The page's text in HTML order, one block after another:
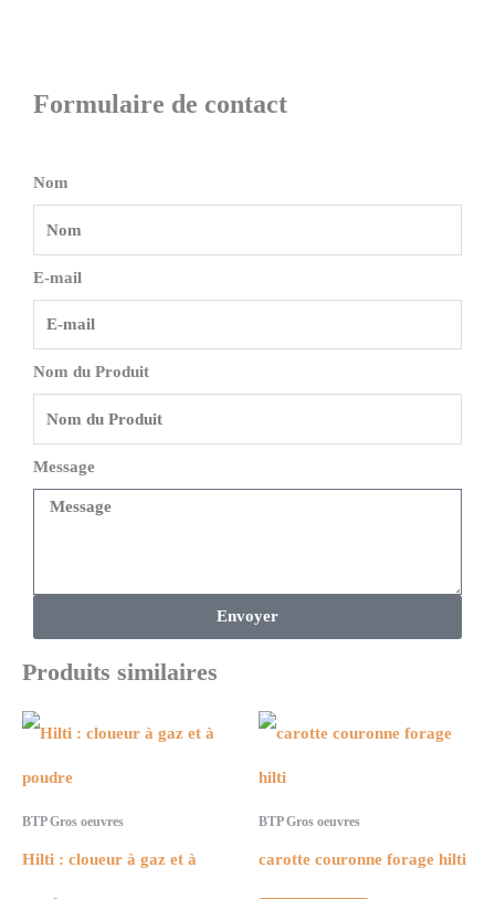
Formulaire de contact
Nom
E-mail
Nom du Produit
Message
Envoyer
Produits similaires
BTP Gros oeuvres
Hilti : cloueur à gaz et à
BTP Gros oeuvres
carotte couronne forage hilti